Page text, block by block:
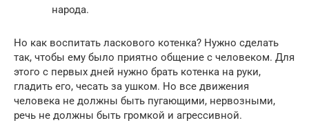
народа.
Но как воспитать ласкового котенка? Нужно сделать
так, чтобы ему было приятно общение с человеком. Для
этого с первых дней нужно брать котенка на руки,
гладить его, чесать за ушком. Но все движения
человека не должны быть пугающими, нервозными,
речь не должны быть громкой и агрессивной.